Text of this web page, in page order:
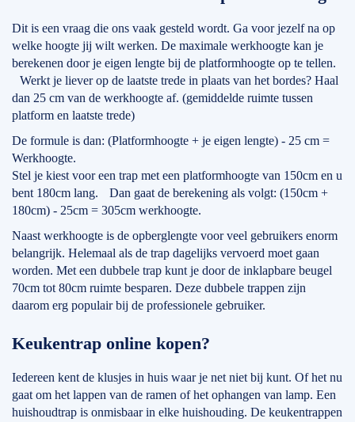
Dit is een vraag die ons vaak gesteld wordt. Ga voor jezelf na op
welke hoogte jij wilt werken. De maximale werkhoogte kan je
berekenen door je eigen lengte bij de platformhoogte op te tellen.
Werkt je liever op de laatste trede in plaats van het bordes? Haal
dan 25 cm van de werkhoogte af. (gemiddelde ruimte tussen
platform en laatste trede)
De formule is dan: (Platformhoogte + je eigen lengte) - 25 cm =
Werkhoogte.
Stel je kiest voor een trap met een platformhoogte van 150cm en u
bent 180cm lang. Dan gaat de berekening als volgt: (150cm +
180cm) - 25cm = 305cm werkhoogte.
Naast werkhoogte is de opberglengte voor veel gebruikers enorm
belangrijk. Helemaal als de trap dagelijks vervoerd moet gaan
worden. Met een dubbele trap kunt je door de inklapbare beugel
70cm tot 80cm ruimte besparen. Deze dubbele trappen zijn
daarom erg populair bij de professionele gebruiker.
Keukentrap online kopen?
Iedereen kent de klusjes in huis waar je net niet bij kunt. Of het nu
gaat om het lappen van de ramen of het ophangen van lamp. Een
huishoudtrap is onmisbaar in elke huishouding. De keukentrappen